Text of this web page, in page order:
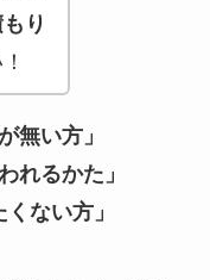
り
無い方」
れるかた」
ない方」